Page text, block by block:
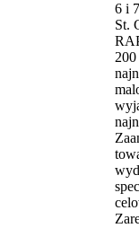
6 i
St.